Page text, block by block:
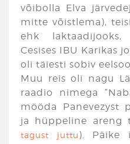
võibolla Elva
mitte võistlema),
ehk laktaadijooks,
Cesises IBU Karikas
oli täiesti sobiv
Muu reis oli nagu
raadio nimega
mööda Panevezyst
ja hüppeline areng
tagust juttu). Päike